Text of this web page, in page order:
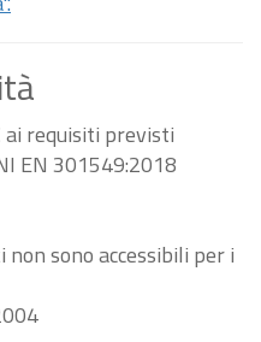
ai requisiti previsti
EN 301549:2018
sono accessibili per i